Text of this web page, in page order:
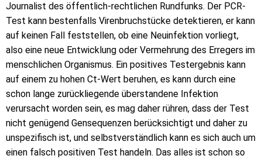
Journalist des öffentlich-rechtlichen Rundfunks. Der PCR-
Test kann bestenfalls Virenbruchstücke detektieren, er kann
auf keinen Fall feststellen, ob eine Neuinfektion vorliegt,
also eine neue Entwicklung oder Vermehrung des Erregers im
menschlichen Organismus. Ein positives Testergebnis kann
auf einem zu hohen Ct-Wert beruhen, es kann durch eine
schon lange zurückliegende überstandene Infektion
verursacht worden sein, es mag daher rühren, dass der Test
nicht genügend Gensequenzen berücksichtigt und daher zu
unspezifisch ist, und selbstverständlich kann es sich auch um
einen falsch positiven Test handeln. Das alles ist schon so